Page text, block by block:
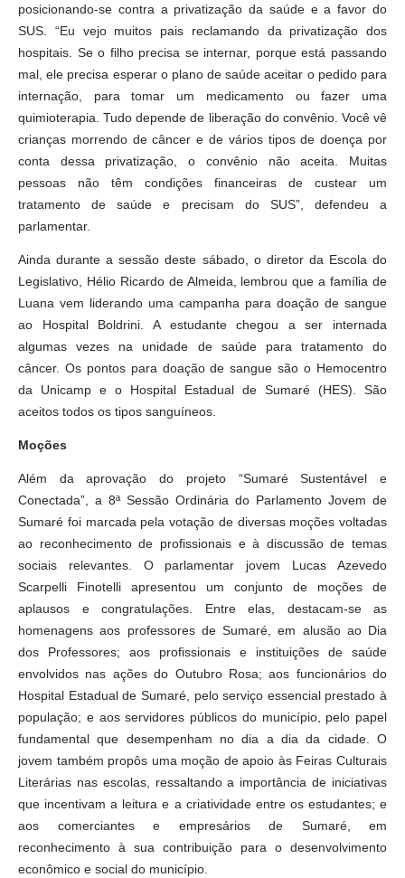
posicionando-se contra a privatização da saúde e a favor do
SUS. “Eu vejo muitos pais reclamando da privatização dos
hospitais. Se o filho precisa se internar, porque está passando
mal, ele precisa esperar o plano de saúde aceitar o pedido para
internação, para tomar um medicamento ou fazer uma
quimioterapia. Tudo depende de liberação do convênio. Você vê
crianças morrendo de câncer e de vários tipos de doença por
conta dessa privatização, o convênio não aceita. Muitas
pessoas não têm condições financeiras de custear um
tratamento de saúde e precisam do SUS”, defendeu a
parlamentar.
Ainda durante a sessão deste sábado, o diretor da Escola do
Legislativo, Hélio Ricardo de Almeida, lembrou que a família de
Luana vem liderando uma campanha para doação de sangue
ao Hospital Boldrini. A estudante chegou a ser internada
algumas vezes na unidade de saúde para tratamento do
câncer. Os pontos para doação de sangue são o Hemocentro
da Unicamp e o Hospital Estadual de Sumaré (HES). São
aceitos todos os tipos sanguíneos.
Moções
Além da aprovação do projeto “Sumaré Sustentável e
Conectada”, a 8ª Sessão Ordinária do Parlamento Jovem de
Sumaré foi marcada pela votação de diversas moções voltadas
ao reconhecimento de profissionais e à discussão de temas
sociais relevantes. O parlamentar jovem Lucas Azevedo
Scarpelli Finotelli apresentou um conjunto de moções de
aplausos e congratulações. Entre elas, destacam-se as
homenagens aos professores de Sumaré, em alusão ao Dia
dos Professores; aos profissionais e instituições de saúde
envolvidos nas ações do Outubro Rosa; aos funcionários do
Hospital Estadual de Sumaré, pelo serviço essencial prestado à
população; e aos servidores públicos do município, pelo papel
fundamental que desempenham no dia a dia da cidade. O
jovem também propôs uma moção de apoio às Feiras Culturais
Literárias nas escolas, ressaltando a importância de iniciativas
que incentivam a leitura e a criatividade entre os estudantes; e
aos comerciantes e empresários de Sumaré, em
reconhecimento à sua contribuição para o desenvolvimento
econômico e social do município.